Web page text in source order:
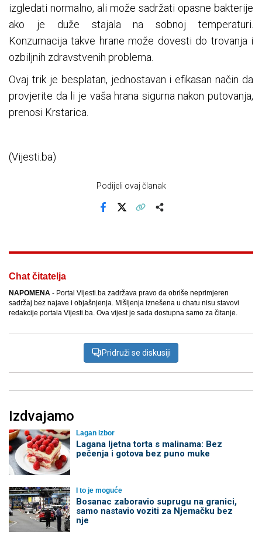
izgledati normalno, ali može sadržati opasne bakterije
ako je duže stajala na sobnoj temperaturi.
Konzumacija takve hrane može dovesti do trovanja i
ozbiljnih zdravstvenih problema.
Ovaj trik je besplatan, jednostavan i efikasan način da
provjerite da li je vaša hrana sigurna nakon putovanja,
prenosi Krstarica.
(Vijesti.ba)
Podijeli ovaj članak
Chat čitatelja
NAPOMENA - Portal Vijesti.ba zadržava pravo da obriše neprimjeren
sadržaj bez najave i objašnjenja. Mišljenja iznešena u chatu nisu stavovi
redakcije portala Vijesti.ba. Ova vijest je sada dostupna samo za čitanje.
Pridruži se diskusiji
Izdvajamo
Lagan izbor
Lagana ljetna torta s malinama: Bez
pečenja i gotova bez puno muke
I to je moguće
Bosanac zaboravio suprugu na granici,
samo nastavio voziti za Njemačku bez
nje